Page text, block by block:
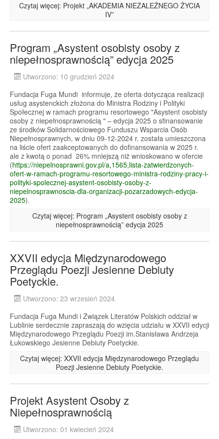
Czytaj więcej: Projekt „AKADEMIA NIEZALEŻNEGO ŻYCIA
IV”
Program „Asystent osobisty osoby z
niepełnosprawnością” edycja 2025
Utworzono: 10 grudzień 2024
Fundacja Fuga Mundi informuje, że oferta dotycząca realizacji
usług asystenckich złożona do Ministra Rodziny i Polityki
Społecznej w ramach programu resortowego "Asystent osobisty
osoby z niepełnosprawnością " – edycja 2025 o sfinansowanie
ze środków Solidarnościowego Funduszu Wsparcia Osób
Niepełnosprawnych, w dniu 09-12-2024 r. została umieszczona
na liście ofert zaakceptowanych do dofinansowania w 2025 r.
ale z kwotą o ponad 26% mniejszą niż wnioskowano w ofercie
(https://niepelnosprawni.gov.pl/a,1565,lista-zatwierdzonych-
ofert-w-ramach-programu-resortowego-ministra-rodziny-pracy-i-
polityki-spolecznej-asystent-osobisty-osoby-z-
niepelnosprawnoscia-dla-organizacji-pozarzadowych-edycja-
2025).
Czytaj więcej: Program „Asystent osobisty osoby z
niepełnosprawnością” edycja 2025
XXVII edycja Międzynarodowego
Przeglądu Poezji Jesienne Debiuty
Poetyckie.
Utworzono: 23 wrzesień 2024
Fundacja Fuga Mundi i Związek Literatów Polskich oddział w
Lublinie serdecznie zapraszają do wzięcia udziału w XXVII edycji
Międzynarodowego Przeglądu Poezji im.Stanisława Andrzeja
Łukowskiego Jesienne Debiuty Poetyckie.
Czytaj więcej: XXVII edycja Międzynarodowego Przeglądu
Poezji Jesienne Debiuty Poetyckie.
Projekt Asystent Osoby z
Niepełnosprawnością
Utworzono: 01 kwiecień 2024